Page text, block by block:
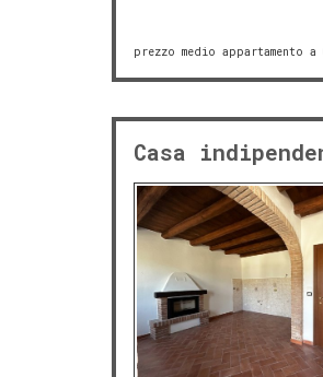
prezzo medio appartamento a
Casa